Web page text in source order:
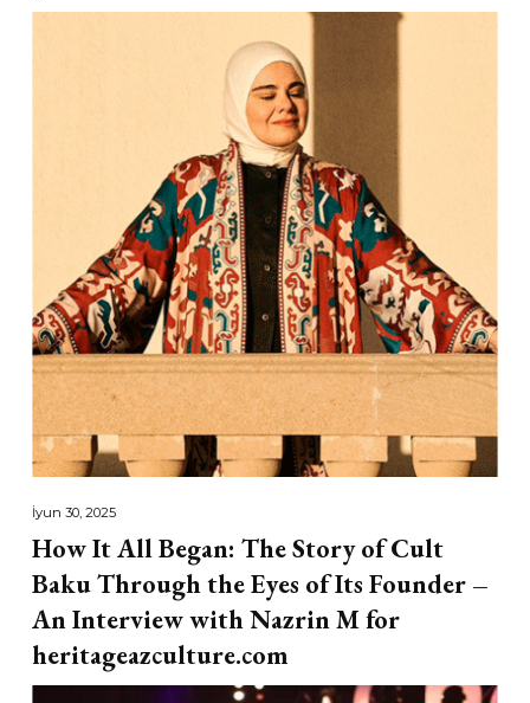
İyun 30, 2025
How It All Began: The Story of Cult
Baku Through the Eyes of Its Founder –
An Interview with Nazrin M for
heritageazculture.com